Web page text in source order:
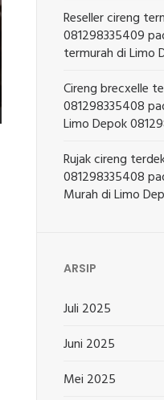
Reseller cireng
081298335409
termurah di Limo
Cireng brecxelle
081298335408
Limo Depok
Rujak cireng
081298335408
Murah di Limo
ARSIP
Juli 2025
Juni 2025
Mei 2025